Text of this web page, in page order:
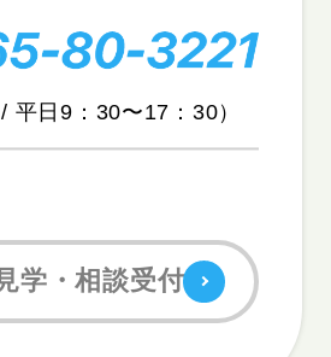
平日9：30〜17：30）
学・相談受付